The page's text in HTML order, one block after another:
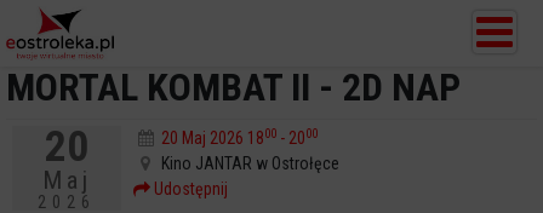
MORTAL KOMBAT II - 2D NAP
20
Maj
2026
20 Maj 2026 1800 - 2000
Kino JANTAR w Ostrołęce
Udostępnij